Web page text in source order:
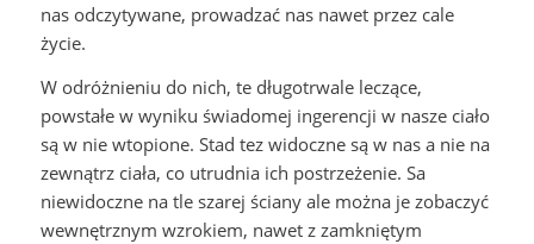
nas odczytywane, prowadzać nas nawet przez cale
życie.
W odróżnieniu do nich, te długotrwale leczące,
powstałe w wyniku świadomej ingerencji w nasze ciało
są w nie wtopione. Stad tez widoczne są w nas a nie na
zewnątrz ciała, co utrudnia ich postrzeżenie. Sa
niewidoczne na tle szarej ściany ale można je zobaczyć
wewnętrznym wzrokiem, nawet z zamkniętym